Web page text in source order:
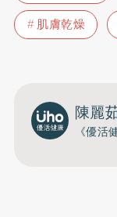
肌膚乾燥
陳麗
《優活